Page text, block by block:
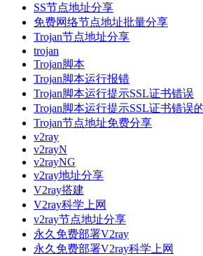
SS节点地址分享
免费网络节点地址批量分享
Trojan节点地址分享
trojan
Trojan脚本
Trojan脚本运行报错
Trojan脚本运行提示SSL证书错误
Trojan脚本运行提示SSL证书错误
Trojan节点地址免费分享
v2ray
v2rayN
v2rayNG
v2ray地址分享
V2ray搭建
V2ray科学上网
v2ray节点地址分享
永久免费部署V2ray
永久免费部署V2ray科学上网